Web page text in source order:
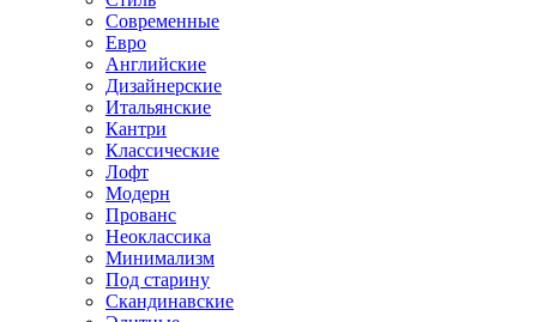
Современные
Евро
Английские
Дизайнерские
Итальянские
Кантри
Классические
Лофт
Модерн
Прованс
Неоклассика
Минимализм
Под старину
Скандинавские